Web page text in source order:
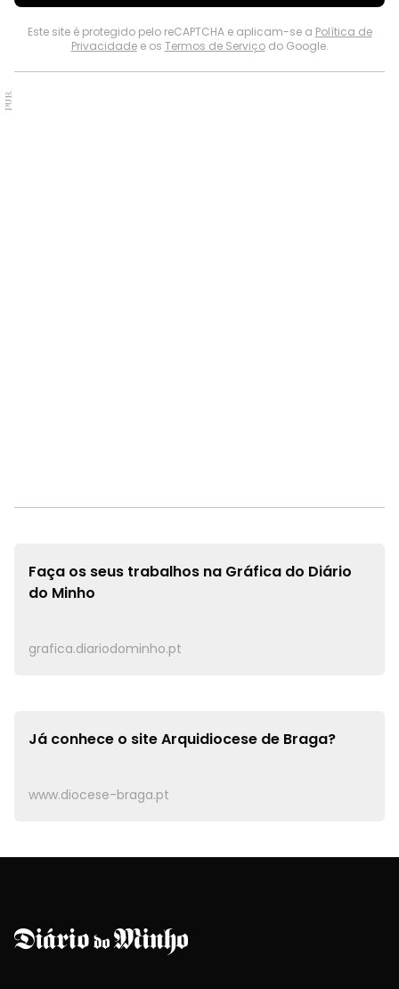
Este site é protegido pelo reCAPTCHA e aplicam-se a Política de
Privacidadee os Termos de Serviçodo Google.
PUB.
Faça os seus trabalhos na Gráfica do Diário
do Minho
grafica.diariodominho.pt
Já conhece o siteArquidiocese de Braga?
www.diocese-braga.pt